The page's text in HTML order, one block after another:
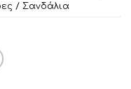
/ Σανδάλια